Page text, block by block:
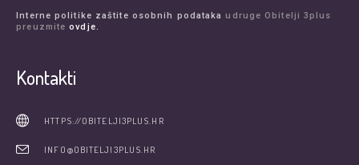
Interne politike zaštite osobnih podataka udruge Obitelji 3plus
preuzmiteovdje.
Kontakti
HTTPS://OBITELJI3PLUS.HR
INFO@OBITELJI3PLUS.HR